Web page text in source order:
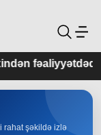
rahat şəkildə izlə